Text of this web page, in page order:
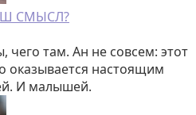
СМЫСЛ?
чего там. Ан не совсем: этот
оказывается настоящим
И малышей.